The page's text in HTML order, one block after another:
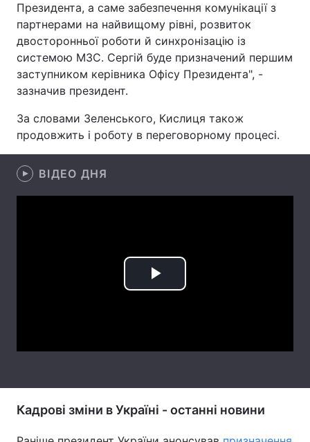
Зброя Інциденти
Здоров'я Туризм
Цікавинки Погода
Регіони
Лонгріди
Відео з Youtube
Президента, а саме забезпечення комунікації з
партнерами на найвищому рівні, розвиток
двосторонньої роботи й синхронізацію із
системою МЗС. Сергій буде призначений першим
заступником керівника Офісу Президента", -
зазначив президент.
За словами Зеленського, Кислиця також
продовжить і роботу в переговорному процесі.
ВІДЕО ДНЯ
Play
Кадрові зміни в Україні - останні новини